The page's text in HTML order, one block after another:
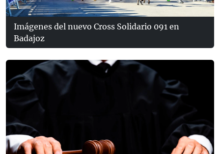
Imágenes del nuevo Cross Solidario 091 en
Badajoz